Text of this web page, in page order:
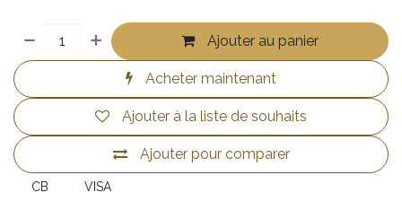
Ajouter au panier
Acheter maintenant
Ajouter pour comparer
Ajouter à la liste de souhaits
CB VISA